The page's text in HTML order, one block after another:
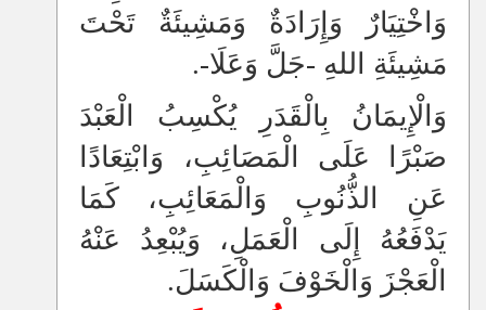
وَاخْتِيَارٌ وَإِرَادَةٌ وَمَشِيئَةٌ تَحْتَ
مَشِيئَةِ اللهِ -جَلَّ وَعَلَا-.
وَالْإِيمَانُ بِالْقَدَرِ يُكْسِبُ الْعَبْدَ
صَبْرًا عَلَى الْمَصَائِبِ، وَابْتِعَادًا
عَنِ الذُّنُوبِ وَالْمَعَائِبِ‏،‏ كَمَا
يَدْفَعُهُ إِلَى الْعَمَلِ، وَيُبْعِدُ عَنْهُ
الْعَجْزَ وَالْخَوْفَ وَالْكَسَلَ‏.‏